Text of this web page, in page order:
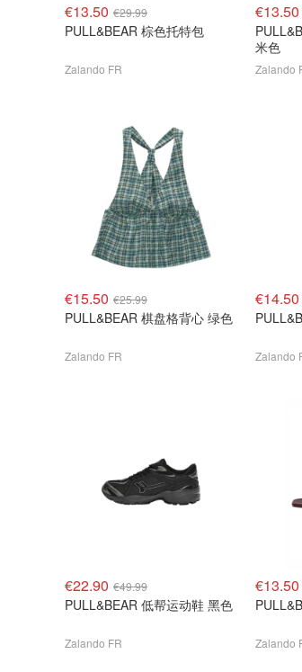
€13.50 €29.99
PULL&BEAR 棕色托特包
Zalando FR
€13.50
米色
Zalando
€15.50 €25.99
PULL&BEAR 棋盘格背心 绿色
Zalando FR
€14.50
Zalando
€22.90 €49.99
PULL&BEAR 低帮运动鞋 黑色
Zalando FR
€13.50
Zalando